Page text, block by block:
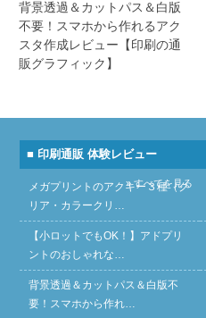
背景透過＆カットパス＆白版
不要！スマホから作れるアク
スタ作成レビュー【印刷の通
販グラフィック】
■ 印刷通販 体験レビュー
» すべてを見る
メガプリントのアクキー３種（ク
リア・カラークリ…
【小ロットでもOK！】アドプリ
ントのおしゃれな…
背景透過＆カットパス＆白版不
要！スマホから作れ…